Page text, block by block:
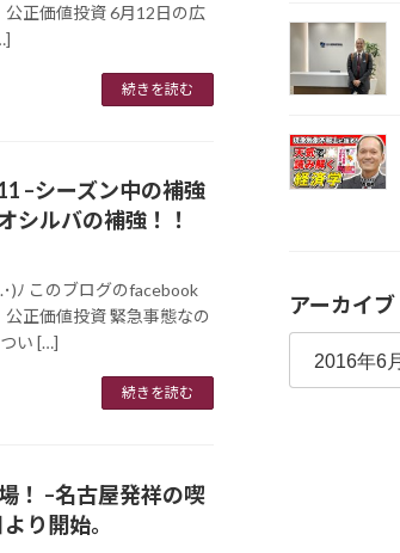
正価値投資 6月12日の広
続きを読む
–シーズン中の補強
シルバの補強！！
)ﾉ このブログのfacebook
正価値投資 緊急事態なの
い […]
続きを読む
！ –名古屋発祥の喫
り開始。
アーカイブ